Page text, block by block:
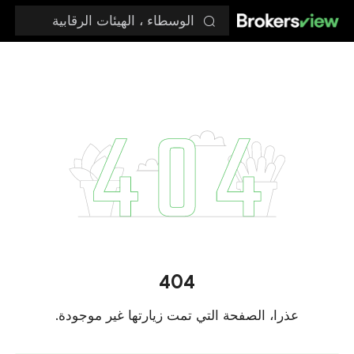
الوسطاء ، الهيئات الرقابية
404
عذرا، الصفحة التي تمت زيارتها غير موجودة.